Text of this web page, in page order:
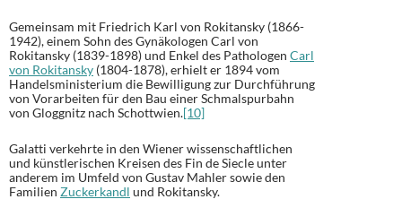
Gemeinsam mit Friedrich Karl von Rokitansky (1866-
1942), einem Sohn des Gynäkologen Carl von
Rokitansky (1839-1898) und Enkel des Pathologen Carl
von Rokitansky (1804-1878), erhielt er 1894 vom
Handelsministerium die Bewilligung zur Durchführung
von Vorarbeiten für den Bau einer Schmalspurbahn
von Gloggnitz nach Schottwien.[10]
Galatti verkehrte in den Wiener wissenschaftlichen
und künstlerischen Kreisen des Fin de Siecle unter
anderem im Umfeld von Gustav Mahler sowie den
Familien Zuckerkandl und Rokitansky.